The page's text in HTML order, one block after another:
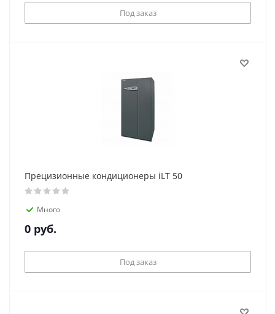
Под заказ
Прецизионные кондиционеры iLT 50
Много
0 руб.
Под заказ